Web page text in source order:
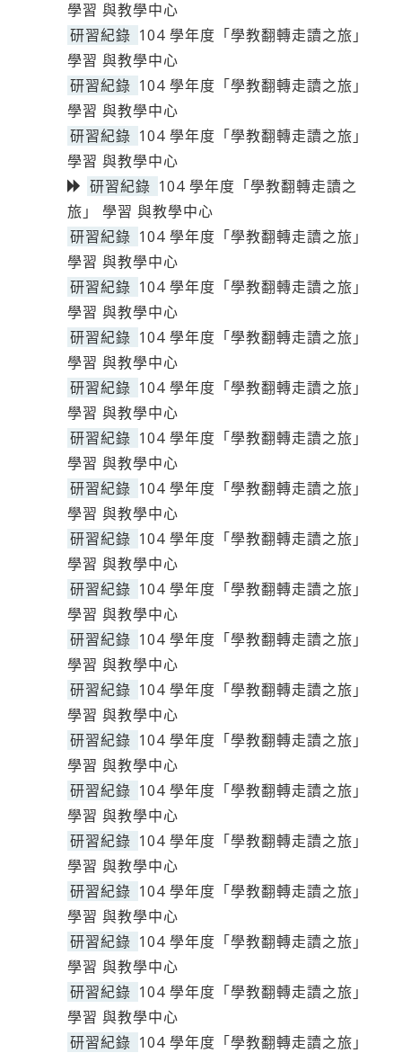
學習 與教學中心
研習紀錄 104 學年度「學教翻轉走讀之旅」
學習 與教學中心
研習紀錄 104 學年度「學教翻轉走讀之旅」
學習 與教學中心
研習紀錄 104 學年度「學教翻轉走讀之旅」
學習 與教學中心
研習紀錄 104 學年度「學教翻轉走讀之
旅」 學習 與教學中心
研習紀錄 104 學年度「學教翻轉走讀之旅」
學習 與教學中心
研習紀錄 104 學年度「學教翻轉走讀之旅」
學習 與教學中心
研習紀錄 104 學年度「學教翻轉走讀之旅」
學習 與教學中心
研習紀錄 104 學年度「學教翻轉走讀之旅」
學習 與教學中心
研習紀錄 104 學年度「學教翻轉走讀之旅」
學習 與教學中心
研習紀錄 104 學年度「學教翻轉走讀之旅」
學習 與教學中心
研習紀錄 104 學年度「學教翻轉走讀之旅」
學習 與教學中心
研習紀錄 104 學年度「學教翻轉走讀之旅」
學習 與教學中心
研習紀錄 104 學年度「學教翻轉走讀之旅」
學習 與教學中心
研習紀錄 104 學年度「學教翻轉走讀之旅」
學習 與教學中心
研習紀錄 104 學年度「學教翻轉走讀之旅」
學習 與教學中心
研習紀錄 104 學年度「學教翻轉走讀之旅」
學習 與教學中心
研習紀錄 104 學年度「學教翻轉走讀之旅」
學習 與教學中心
研習紀錄 104 學年度「學教翻轉走讀之旅」
學習 與教學中心
研習紀錄 104 學年度「學教翻轉走讀之旅」
學習 與教學中心
研習紀錄 104 學年度「學教翻轉走讀之旅」
學習 與教學中心
研習紀錄 104 學年度「學教翻轉走讀之旅」